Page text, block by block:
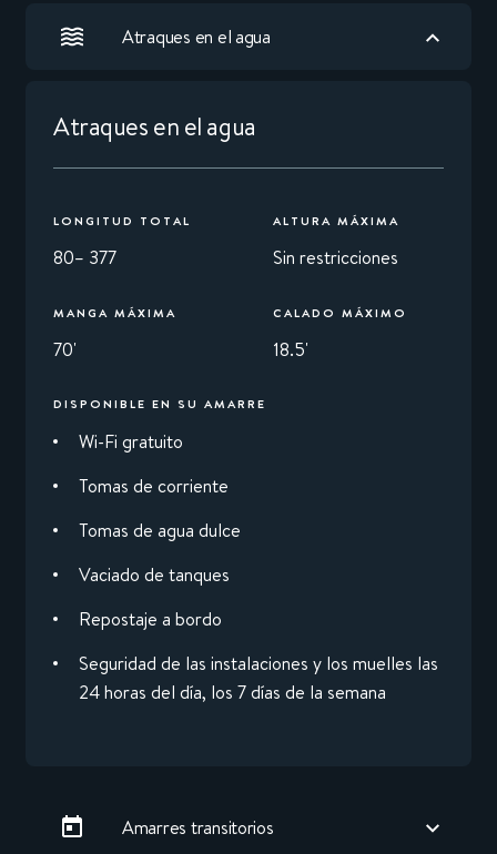
Atraques en el agua
Atraques en el agua
LONGITUD TOTAL
80– 377
ALTURA MÁXIMA
Sin restricciones
MANGA MÁXIMA
70'
CALADO MÁXIMO
18.5'
DISPONIBLE EN SU AMARRE
Wi-Fi gratuito
Tomas de corriente
Tomas de agua dulce
Vaciado de tanques
Repostaje a bordo
Seguridad de las instalaciones y los muelles las
24 horas del día, los 7 días de la semana
Amarres transitorios